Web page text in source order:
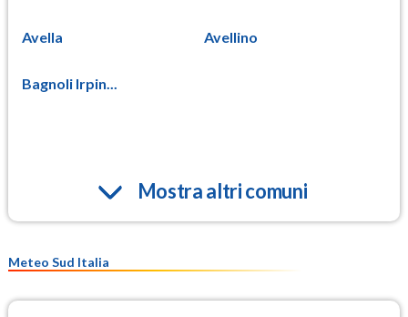
Avella Avellino
Bagnoli Irpin...
Mostra altri comuni
Meteo Sud Italia